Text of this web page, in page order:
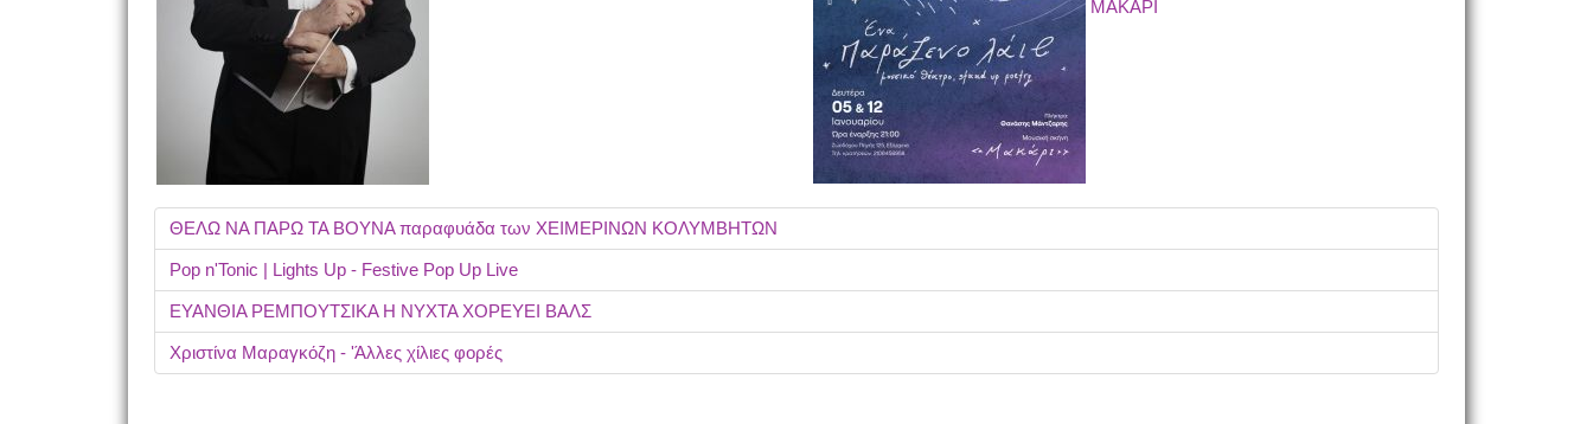
ΜΑΚΑΡΙ
ΘΕΛΩ ΝΑ ΠΑΡΩ ΤΑ ΒΟΥΝΑ παραφυάδα των ΧΕΙΜΕΡΙΝΩΝ ΚΟΛΥΜΒΗΤΩΝ
Pop n'Tonic | Lights Up - Festive Pop Up Live
ΕΥΑΝΘΙΑ ΡΕΜΠΟΥΤΣΙΚΑ Η ΝΥΧΤΑ ΧΟΡΕΥΕΙ ΒΑΛΣ
Χριστίνα Μαραγκόζη - 'Άλλες χίλιες φορές